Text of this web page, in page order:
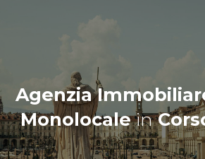
Agenzia
Monolocalein